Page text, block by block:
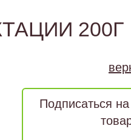
200Г
Подписаться